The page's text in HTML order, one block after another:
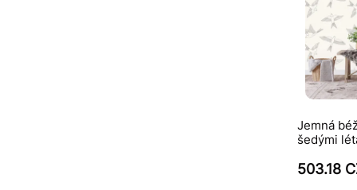
Jemná
šedými
503.18